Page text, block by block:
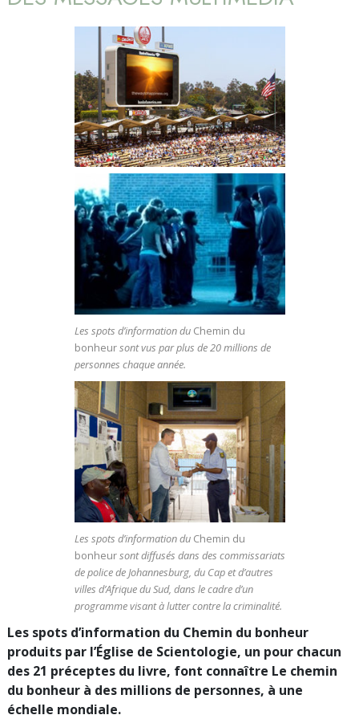
Les spots d’information du Chemin du
bonheursont vus par plus de 20 millions de
personnes chaque année.
Les spots d’information du Chemin du
bonheursont diffusés dans des commissariats
de police de Johannesburg, du Cap et d’autres
villes d’Afrique du Sud, dans le cadre d’un
programme visant à lutter contre la criminalité.
Les spots d’information du Chemin du bonheur
produits par l’Église de Scientologie, un pour chacun
des 21 préceptes du livre, font connaître Le chemin
du bonheur à des millions de personnes, à une
échelle mondiale.